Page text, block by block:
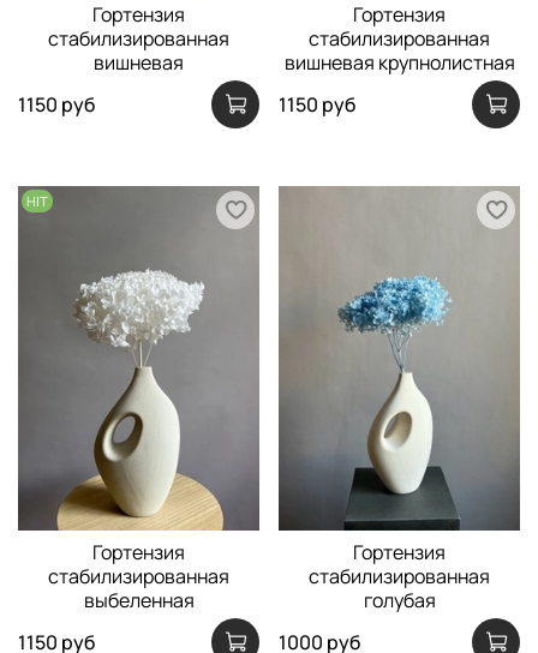
Гортензия
стабилизированная
вишневая
1150 руб
Гортензия
стабилизированная
вишневая крупнолистная
1150 руб
HIT
Гортензия
стабилизированная
выбеленная
1150 руб
Гортензия
стабилизированная
голубая
1000 руб